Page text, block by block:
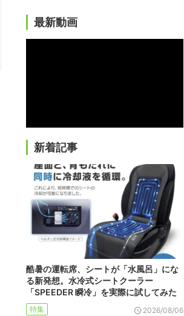
最新動画
新着記事
酷暑の運転席、シートが「水風呂」にな
る新発想。水冷式シートクーラー
「SPEEDER 瞬冷」を実際に試してみた
特集 2026/08/06